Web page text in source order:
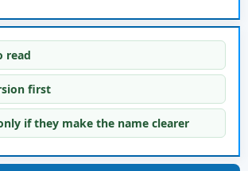
read
first
if they make the name clearer